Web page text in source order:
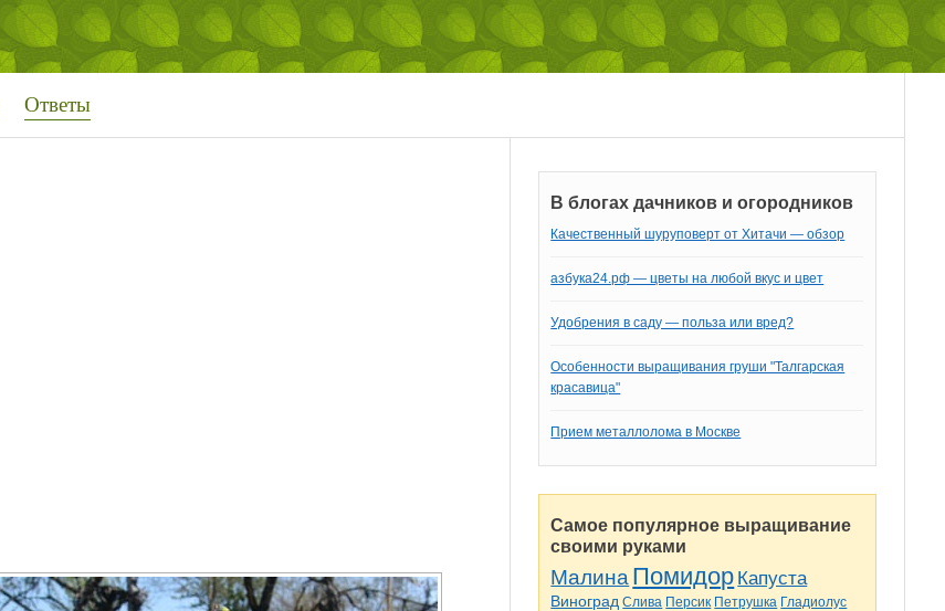
Ответы
В блогах дачников и огородников
Качественный шуруповерт от Хитачи — обзор
азбука24.рф — цветы на любой вкус и цвет
Удобрения в саду — польза или вред?
Особенности выращивания груши "Талгарская
красавица"
Прием металлолома в Москве
Самое популярное выращивание
своими руками
Малина Помидор Капуста
Виноград Слива Персик Петрушка Гладиолус